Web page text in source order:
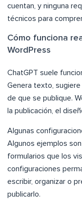
cuentan, y ninguna
técnicos para
Cómo funciona
WordPress
ChatGPT suele
Genera texto,
de que se publique.
la publicación, el
Algunas
Algunos ejemplos
formularios que los
configuraciones
escribir, organizar o
publicarlo.